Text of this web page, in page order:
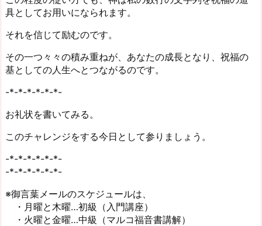
具としてお用いになられます。
それを信じて励むのです。
その一つ々々の積み重ねが、あなたの成長となり、祝福の
基としての人生へとつながるのです。
-*-*-*-*-*-*-
お礼状を書いてみる。
このチャレンジをする今日として参りましょう。
-*-*-*-*-*-*-
-*-*-*-*-*-*-
※御言葉メールのスケジュールは、
・月曜と木曜…初級（入門講座）
・火曜と金曜…中級（マルコ福音書講解）